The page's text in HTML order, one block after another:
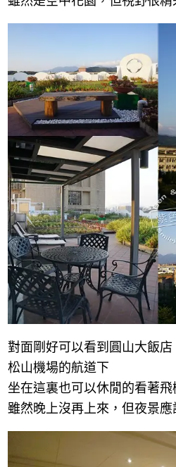
對面剛好可以看到圓山大飯
松山機場的航道下
坐在這裏也可以休閒的看著飛
雖然晚上沒再上來，但夜景